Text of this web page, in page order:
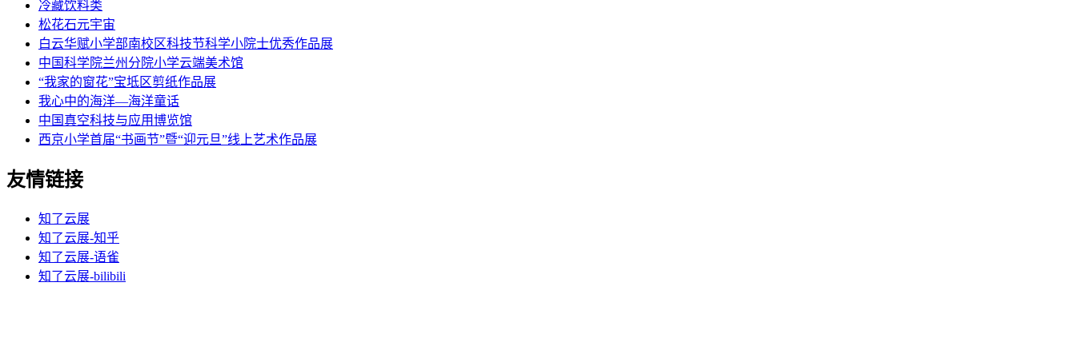
冷藏饮料类
松花石元宇宙
白云华赋小学部南校区科技节科学小院士优秀作品展
中国科学院兰州分院小学云端美术馆
“我家的窗花”宝坻区剪纸作品展
我心中的海洋—海洋童话
中国真空科技与应用博览馆
西京小学首届“书画节”暨“迎元旦”线上艺术作品展
友情链接
知了云展
知了云展-知乎
知了云展-语雀
知了云展-bilibili